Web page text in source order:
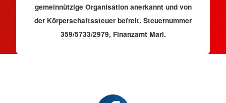
gemeinnützige Organisation anerkannt und von
der Körperschaftssteuer befreit. Steuernummer
359/5733/2979, Finanzamt Marl.